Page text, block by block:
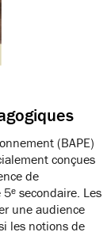
(BAPE)
conçues
de
secondaire. Les
une audience
les notions de